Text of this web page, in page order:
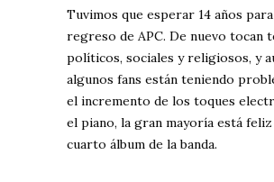
Tuvimos que esperar 14 años
regreso de APC. De nuevo tocan
políticos, sociales y religiosos, y
algunos fans están teniendo
el incremento de los toques
el piano, la gran mayoría está
cuarto álbum de la banda.